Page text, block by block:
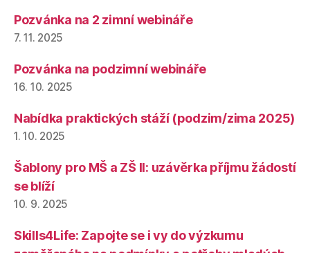
Pozvánka na 2 zimní webináře
7. 11. 2025
Pozvánka na podzimní webináře
16. 10. 2025
Nabídka praktických stáží (podzim/zima 2025)
1. 10. 2025
Šablony pro MŠ a ZŠ II: uzávěrka příjmu žádostí
se blíží
10. 9. 2025
Skills4Life: Zapojte se i vy do výzkumu